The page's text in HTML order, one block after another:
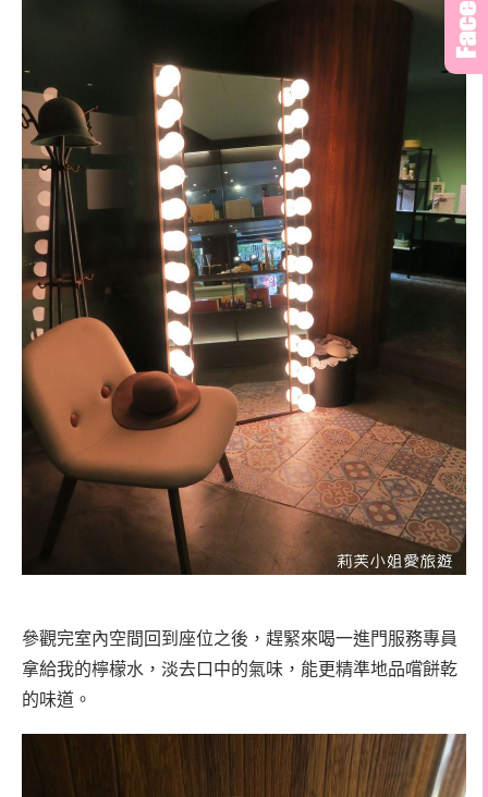
參觀完室內空間回到座位之後，趕緊來喝一進門服務專員
拿給我的檸檬水，淡去口中的氣味，能更精準地品嚐餅乾
的味道。